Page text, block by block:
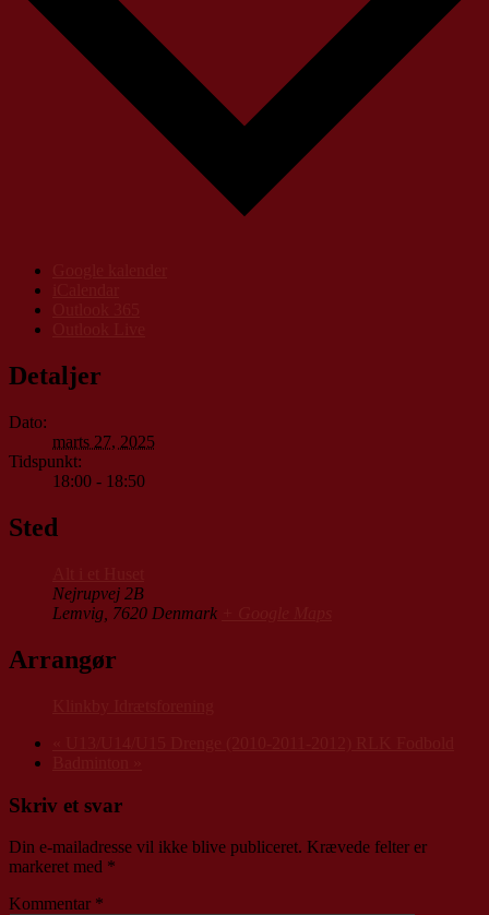
Detaljer
Dato:
marts 27, 2025
Tidspunkt:
18:00 - 18:50
Sted
Nejrupvej 2B
Lemvig 7620 Denmark
Arrangør
Skriv et svar
Din e-mailadresse vil ikke blive publiceret. Krævede felter er
markeret med *
Kommentar *